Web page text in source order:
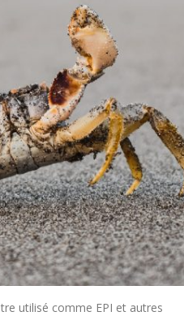
utilisé comme EPI et autres